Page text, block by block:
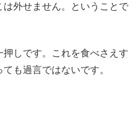
外せません。ということで
しです。これを食べさえす
も過言ではないです。